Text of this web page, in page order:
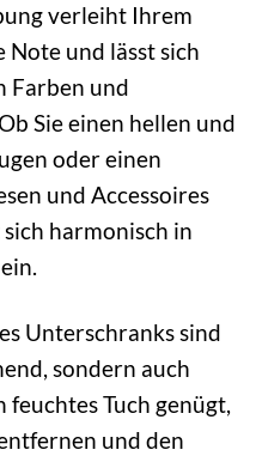
verleiht Ihrem
Note und lässt sich
Farben und
Sie einen hellen und
oder einen
und Accessoires
harmonisch in
Unterschranks sind
sondern auch
feuchtes Tuch genügt,
und den